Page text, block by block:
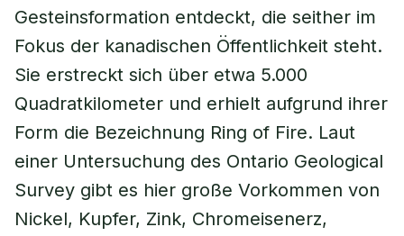
Gesteinsformation entdeckt, die seither im
Fokus der kanadischen Öffentlichkeit steht.
Sie erstreckt sich über etwa 5.000
Quadratkilometer und erhielt aufgrund ihrer
Form die Bezeichnung Ring of Fire. Laut
einer Untersuchung des Ontario Geological
Survey gibt es hier große Vorkommen von
Nickel, Kupfer, Zink, Chromeisenerz,